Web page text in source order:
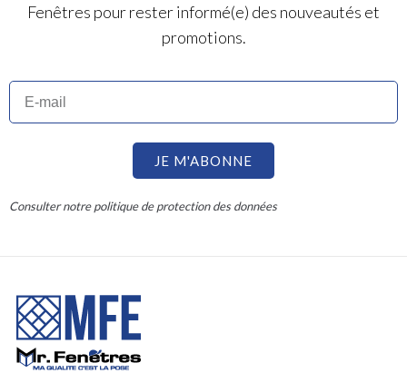
Fenêtres pour rester informé(e) des nouveautés et
promotions.
JE M'ABONNE
Consulter notre politique de protection des données